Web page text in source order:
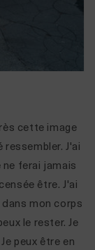
cette image
J'ai
ne ferai jamais
être. J'ai
mon corps
le rester. Je
peux être en